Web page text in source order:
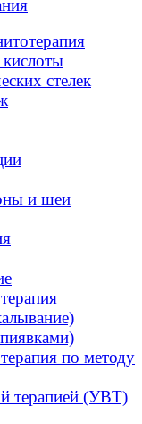
стелек
и шеи
по методу
терапией (УВТ)